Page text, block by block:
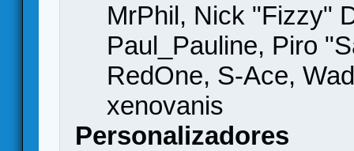
MrPhil, Nick "Fizzy"
Paul_Pauline, Piro
RedOne, S-Ace,
xenovanis
Personalizadores